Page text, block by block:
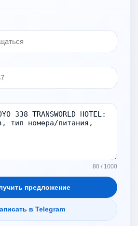
80 / 1000
предложение
в Telegram